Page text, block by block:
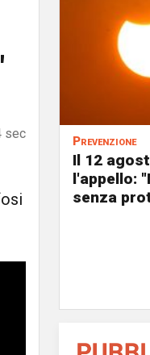
sec Prevenzione
Il 12
l'appello:
senza